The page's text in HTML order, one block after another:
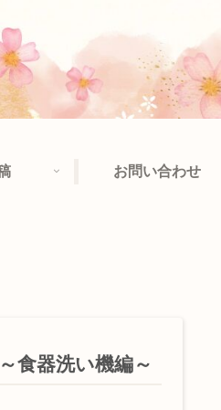
お問い合わせ
食器洗い機編～